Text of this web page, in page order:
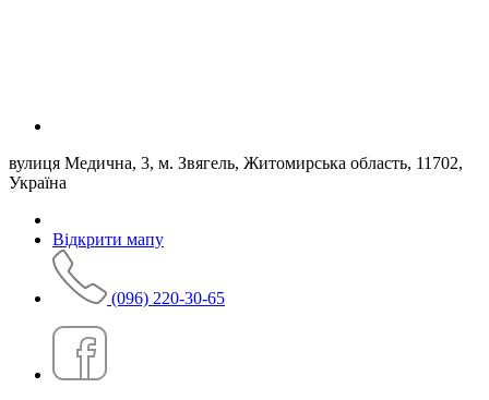
вулиця Медична, 3, м. Звягель, Житомирська область, 11702,
Україна
Відкрити мапу
(096) 220-30-65